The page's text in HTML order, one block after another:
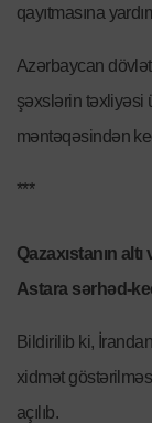
qayıtmasına
Azərbaycan
şəxslərin təxliyəsi
məntəqəsindən
***
Qazaxıstanın
Astara sərhəd-
Bildirilib ki,
xidmət
açılıb.